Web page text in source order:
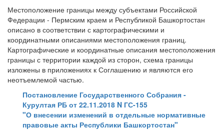
Местоположение границы между субъектами Российской
Федерации - Пермским краем и Республикой Башкортостан
описано в соответствии с картографическими и
координатными описаниями местоположения границ.
Картографические и координатные описания местоположения
границы с территории каждой из сторон, схема границы
изложены в приложениях к Соглашению и являются его
неотъемлемой частью.
Постановление Государственного Собрания -
Курултая РБ от 22.11.2018 N ГС-155
"О внесении изменений в отдельные нормативные
правовые акты Республики Башкортостан"